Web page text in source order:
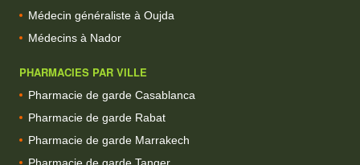
Médecin généraliste à Oujda
Médecins à Nador
PHARMACIES PAR VILLE
Pharmacie de garde Casablanca
Pharmacie de garde Rabat
Pharmacie de garde Marrakech